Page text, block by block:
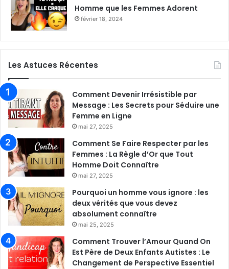
Homme que les Femmes Adorent
février 18, 2024
Les Astuces Récentes
Comment Devenir Irrésistible par
Message : Les Secrets pour Séduire une
Femme en Ligne
mai 27, 2025
Comment Se Faire Respecter par les
Femmes : La Règle d’Or que Tout
Homme Doit Connaître
mai 27, 2025
Pourquoi un homme vous ignore : les
deux vérités que vous devez
absolument connaître
mai 25, 2025
Comment Trouver l’Amour Quand On
Est Père de Deux Enfants Autistes : Le
Changement de Perspective Essentiel